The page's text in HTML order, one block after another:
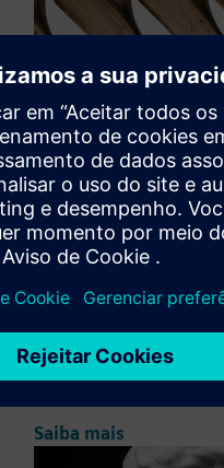
EasyWOOD NC
seu fluxo de trabalho? O
software CAD/CAM
marcenaria. Melhore a
Saiba mais